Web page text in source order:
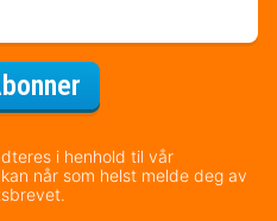
i henhold til vår
når som helst melde deg av